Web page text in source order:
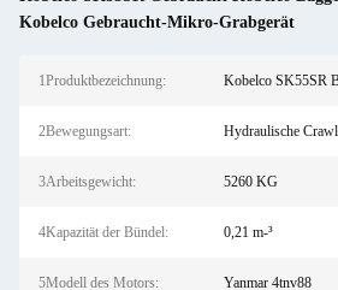
Kobelco Gebraucht-Mikro-Grabgerät
1Produktbezeichnung: Kobelco SK55SR
2Bewegungsart: Hydraulische
3Arbeitsgewicht: 5260 KG
4Kapazität der Bündel: 0,21 m-³
5Modell des Motors: Yanmar 4tnv88